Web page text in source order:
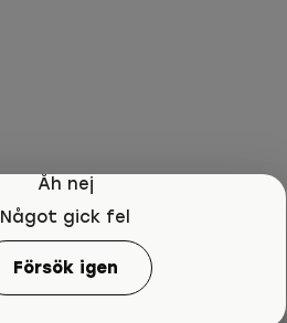
Åh nej
Något gick fel
Försök igen